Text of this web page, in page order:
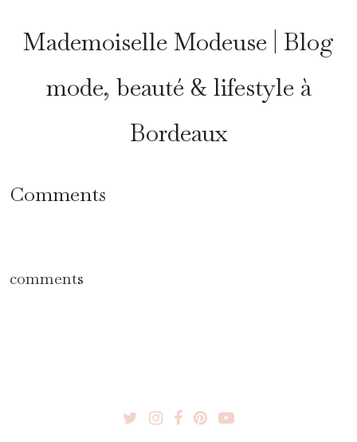
Mademoiselle Modeuse | Blog
mode, beauté & lifestyle à
Bordeaux
Comments
comments